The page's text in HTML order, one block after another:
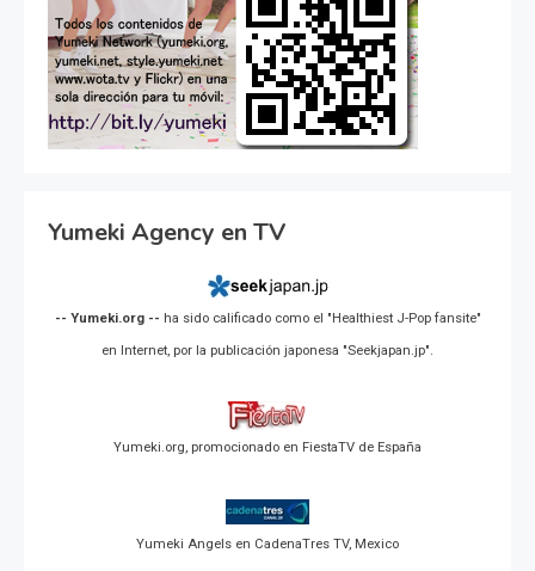
Yumeki Agency en TV
-- Yumeki.org -- ha sido calificado como el "Healthiest J-Pop fansite"
en Internet, por la publicación japonesa "Seekjapan.jp".
Yumeki.org, promocionado en FiestaTV de España
Yumeki Angels en CadenaTres TV, Mexico